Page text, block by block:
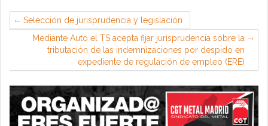
Selección de jurisprudencia y legislación
Mediante Auto el TS acepta fijar jurisprudencia sobre la
tributación de las indemnizaciones por despido en
expediente de regulación de empleo (ERE)